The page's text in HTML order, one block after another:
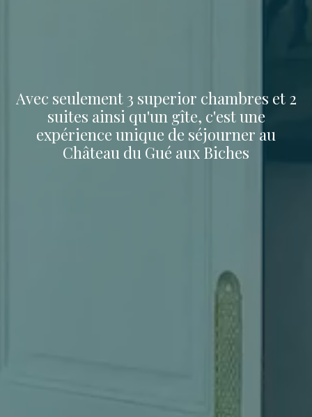
Avec seulement 3 superior chambres et 2
suites ainsi qu'un gîte, c'est une
expérience unique de séjourner au
Château du Gué aux Biches